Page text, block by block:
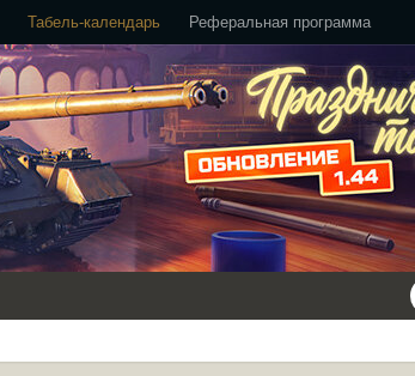
Табель-календарь Реферальная программа